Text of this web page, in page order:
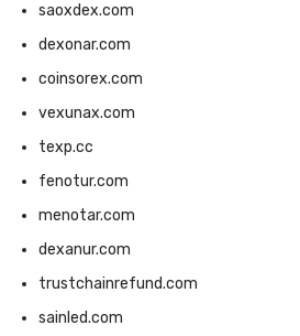
saoxdex.com
dexonar.com
coinsorex.com
vexunax.com
texp.cc
fenotur.com
menotar.com
dexanur.com
trustchainrefund.com
sainled.com